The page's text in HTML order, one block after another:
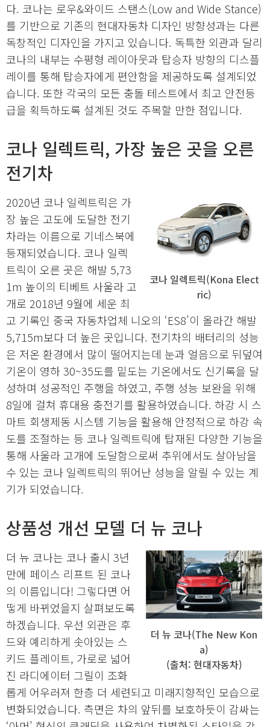
다. 코나는 로우&와이드 스탠스(Low and Wide Stance)
를 기반으로 기존의 현대자동차 디자인 방향성과는 다른
독창적인 디자인을 가지고 있습니다. 독특한 외관과 달리
코나의 내부는 수평형 레이아웃과 탑승자 방향의 디스플
레이를 통해 탑승자에게 편안함을 제공하도록 설계되었
습니다. 또한 각국의 모든 충돌 테스트에서 최고 안전등
급을 획득하도록 설계된 것도 주목할 만한 점입니다.
코나 일렉트릭, 가장 높은 곳을 오른
전기차
코나 일렉트릭(Kona Elect
ric)
2020년 코나 일렉트릭은 가
장 높은 고도에 도달한 전기
차라는 이름으로 기네스북에
등재되었습니다. 코나 일렉
트릭이 오른 곳은 해발 5,73
1m 높이의 티베트 사울라 고
개로 2018년 9월에 세운 최
고 기록인 중국 자동차업체 니오의 ‘ES8’이 올라간 해발
5,715m보다 더 높은 곳입니다. 전기차의 배터리의 성능
은 저온 환경에서 많이 떨어지는데 눈과 얼음으로 뒤덮여
기온이 영하 30~35도를 밑도는 기온에서도 신기록을 달
성하며 성공적인 주행을 하였고, 주행 성능 보완을 위해
8일에 걸쳐 휴대용 충전기를 활용하였습니다. 하강 시 스
마트 회생제동 시스템 기능을 활용해 안정적으로 하강 속
도를 조절하는 등 코나 일렉트릭에 탑재된 다양한 기능을
통해 사울라 고개에 도달함으로써 추위에서도 살아남을
수 있는 코나 일렉트릭의 뛰어난 성능을 알릴 수 있는 계
기가 되었습니다.
상품성 개선 모델 더 뉴 코나
더 뉴 코나(The New Kon
a)
(출처: 현대자동차)
더 뉴 코나는 코나 출시 3년
만에 페이스 리프트 된 코나
의 이름입니다! 그렇다면 어
떻게 바뀌었을지 살펴보도록
하겠습니다. 우선 외관은 후
드와 예리하게 솟아있는 스
키드 플레이트, 가로로 넓어
진 라디에이터 그릴이 조화
롭게 어우러져 한층 더 세련되고 미래지향적인 모습으로
변화되었습니다. 측면은 차의 앞뒤를 보호하듯이 감싸는